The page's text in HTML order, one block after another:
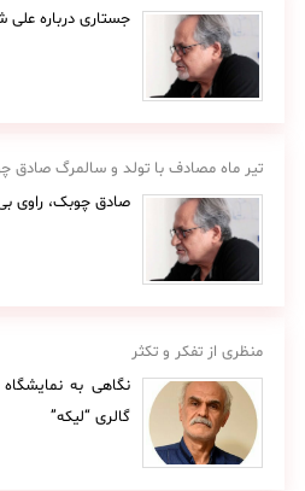
جستاری درباره علی
تیر ماه مصادف با تولد و سالمرگ
صادق چوبک، راوی
منظری از تفکر و تکثر
نگاهی به
گالری “لیکه”